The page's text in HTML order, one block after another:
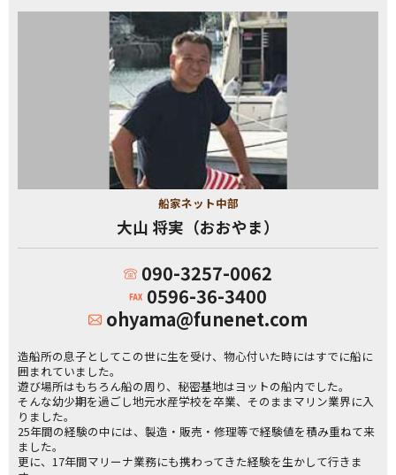
船家ネット中部
大山 将実（おおやま）
090-3257-0062
0596-36-3400
ohyama@funenet.com
造船所の息子としてこの世に生を受け、物心付いた時にはすでに船に
囲まれていました。
遊び場所はもちろん船の周り、秘密基地はヨットの船内でした。
そんな幼少期を過ごし地元水産学校を卒業、そのままマリン業界に入
りました。
25年間の経験の中には、製造・販売・修理等で経験値を積み重ねて来
ました。
更に、17年間マリーナ業務にも携わってきた経験を生かして行きま